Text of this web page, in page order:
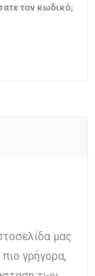
μας
γρήγορα,
τον κωδικό;